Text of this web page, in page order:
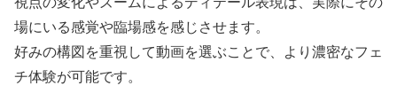
場にいる感覚や臨場感を感じさせます。
好みの構図を重視して動画を選ぶことで、より濃密なフェ
チ体験が可能です。